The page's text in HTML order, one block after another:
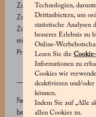
Technologien,
Drittanbietern, um
statistische Analysen
besseres Erlebnis zu
Online-
Lesen Sie die
Informationen zu
Cookies wir
deaktivieren und/
können.
Indem Sie auf „Alle
allen Cookies zu.
Zartbitterschokolade
Zartbitterschokolade
Zartbitterschokolade
mit Karamellschokolade.
Produktcode:
Feigen (feigen, glukose-
bergamottschale